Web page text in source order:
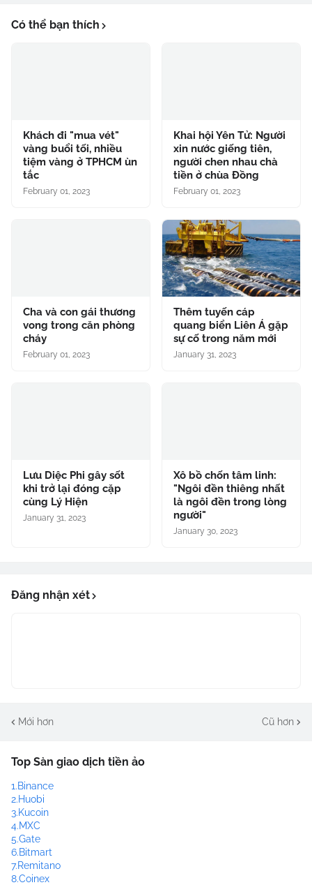
Có thể bạn thích
Khách đi "mua vét"
vàng buổi tối, nhiều
tiệm vàng ở TPHCM ùn
tắc
February 01, 2023
Khai hội Yên Tử: Người
xin nước giếng tiên,
người chen nhau chà
tiền ở chùa Đồng
February 01, 2023
Cha và con gái thương
vong trong căn phòng
cháy
February 01, 2023
Thêm tuyến cáp
quang biển Liên Á gặp
sự cố trong năm mới
January 31, 2023
Lưu Diệc Phi gây sốt
khi trở lại đóng cặp
cùng Lý Hiện
January 31, 2023
Xô bồ chốn tâm linh:
"Ngôi đền thiêng nhất
là ngôi đền trong lòng
người"
January 30, 2023
Đăng nhận xét
Mới hơn Cũ hơn
Top Sàn giao dịch tiền ảo
1.Binance
2.Huobi
3.Kucoin
4.MXC
5.Gate
6.Bitmart
7.Remitano
8.Coinex